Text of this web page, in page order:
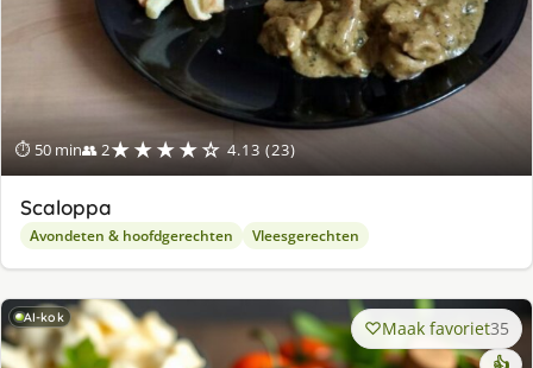
⏱ 50 min👥 2★★★★☆ 4.13 (23)
Scaloppa
Avondeten & hoofdgerechten Vleesgerechten
AI-kok Maak favoriet35